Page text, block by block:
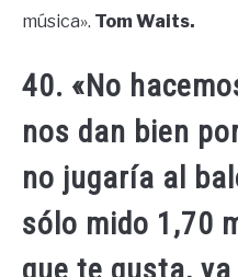
música». Tom Waits.
40. «No
nos dan bien
no jugaría al
sólo mido 1,70
que te gusta,